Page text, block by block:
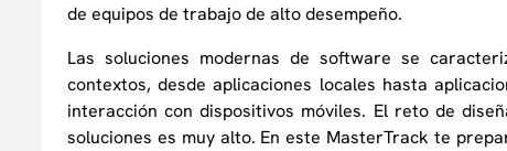
de equipos de trabajo de alto desempeño.
Las soluciones modernas de software se
contextos, desde aplicaciones locales hasta
interacción con dispositivos móviles. El reto de
soluciones es muy alto. En este MasterTrack te